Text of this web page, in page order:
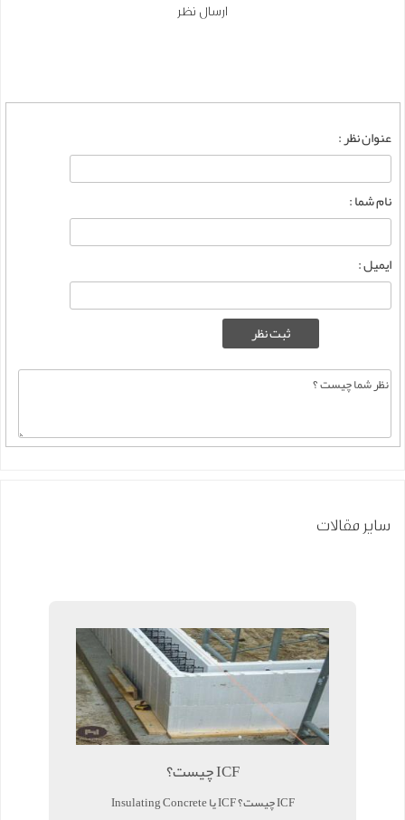
ارسال نظر
عنوان نظر :
نام شما :
ایمیل :
سایر مقالات
ICF چیست؟
ICF چیست؟ ICF یا Insulating Concrete